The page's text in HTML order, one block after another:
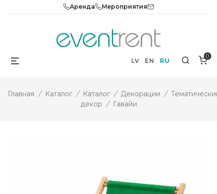
Аренда Мероприятия
LV EN RU Search
0
Главная / Каталог / Каталог / Декорации /
декор / Гавайи